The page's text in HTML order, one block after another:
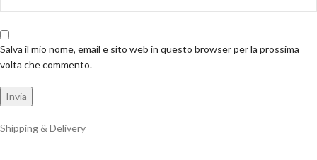
Salva il mio nome, email e sito web in questo browser per la prossima
volta che commento.
Shipping & Delivery